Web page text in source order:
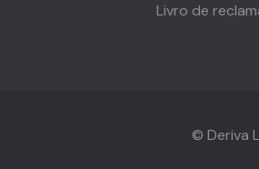
Livro de
© Deriva